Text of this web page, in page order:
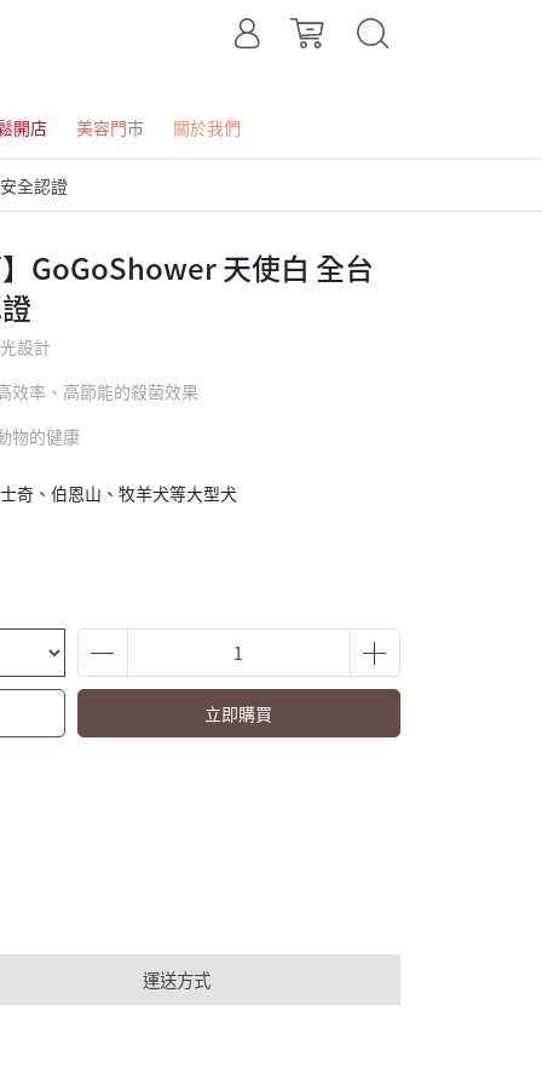
開店 美容門市 關於我們
全認證
】GoGoShower 天使白 全台
設計
效率、高節能的殺菌效果
物的健康
奇、伯恩山、牧羊犬等大型犬
立即購買
運送方式